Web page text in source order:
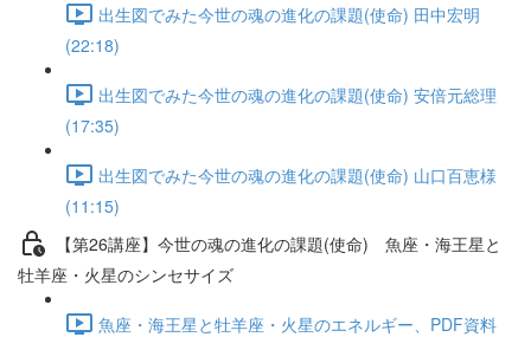
出生図でみた今世の魂の進化の課題(使命) 田中宏明
(22:18)
出生図でみた今世の魂の進化の課題(使命) 安倍元総理
(17:35)
出生図でみた今世の魂の進化の課題(使命) 山口百恵様
(11:15)
【第26講座】今世の魂の進化の課題(使命) 魚座・海王星と
牡羊座・火星のシンセサイズ
魚座・海王星と牡羊座・火星のエネルギー、PDF資料